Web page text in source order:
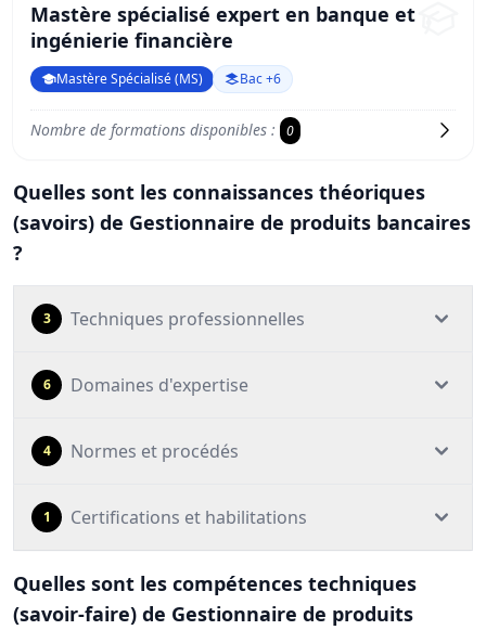
Mastère spécialisé expert en banque et
ingénierie financière
Mastère Spécialisé (MS) Bac +6
Nombre de formations disponibles : 0
Quelles sont les connaissances théoriques
(savoirs) de Gestionnaire de produits bancaires
?
3 Techniques professionnelles
6 Domaines d'expertise
4 Normes et procédés
1 Certifications et habilitations
Quelles sont les compétences techniques
(savoir-faire) de Gestionnaire de produits